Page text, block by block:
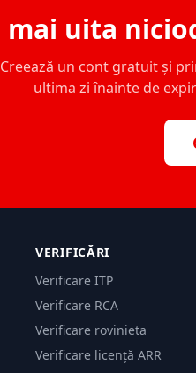
mai uita
Creează un cont gratuit și
ultima zi înainte de
VERIFICĂRI
Verificare ITP
Verificare RCA
Verificare rovinieta
Verificare licență ARR